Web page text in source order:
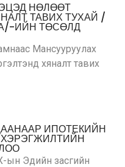
НӨЛӨӨТ
ТАВИХ ТУХАЙ /
ИЙН ТӨСӨЛД
Мансууруулах
хяналт тавих
ИПОТЕКИЙН
ын Эдийн засгийн